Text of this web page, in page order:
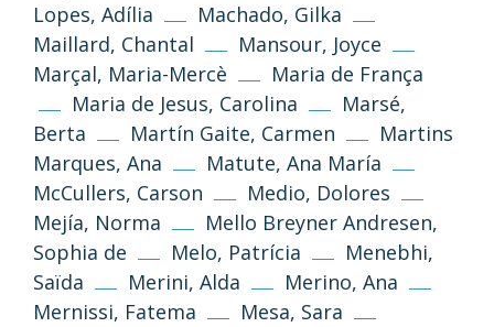
Lopes, Adília
Machado, Gilka
Maillard, Chantal
Mansour, Joyce
Marçal, Maria-Mercè
Maria de França
Maria de Jesus, Carolina
Marsé,
Berta
Martín Gaite, Carmen
Martins
Marques, Ana
Matute, Ana María
McCullers, Carson
Medio, Dolores
Mejía, Norma
Mello Breyner Andresen,
Sophia de
Melo, Patrícia
Menebhi,
Saïda
Merini, Alda
Merino, Ana
Mernissi, Fatema
Mesa, Sara
(CC-BY-NC-SA 3.0)
Tornar a dalt